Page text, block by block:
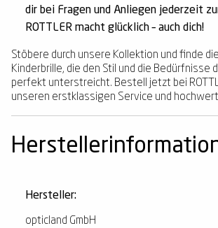
dir bei Fragen und Anliegen jederzeit
ROTTLER macht glücklich – auch dich!
Stöbere durch unsere Kollektion und finde
Kinderbrille, die den Stil und die Bedürfnisse
perfekt unterstreicht. Bestell jetzt bei
unseren erstklassigen Service und
Hersteller:
opticland GmbH